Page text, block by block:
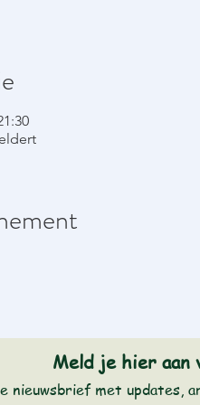
Meld je hier aan
nieuwsbrief met updates,